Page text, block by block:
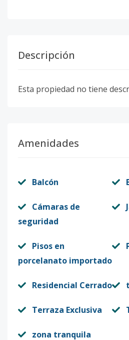
Descripción
Esta propiedad no tiene
Amenidades
Balcón
Cámaras de
seguridad
Pisos en
porcelanato importado
Residencial Cerrado
Terraza Exclusiva
zona tranquila